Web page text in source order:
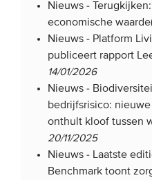
Nieuws -
economische
Nieuws - Platform
publiceert rapport
14/01/2026
Nieuws -
bedrijfsrisico:
onthult kloof tussen
20/11/2025
Nieuws - Laatste
Benchmark toont